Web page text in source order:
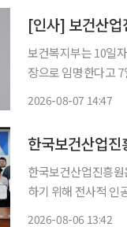
[인사] 보건산업
보건복지부는 10일
장으로 임명한다고 7일 밝혔다. 연세대 의대 졸업 후 동 대학
2026-08-07 14:47
한국보건산업
한국보건산업진흥
하기 위해 전사적 인공지
2026-08-06 13:42